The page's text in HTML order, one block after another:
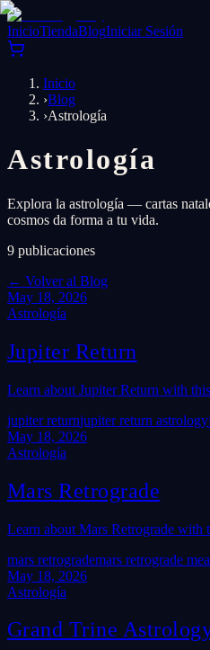
InicioTiendaBlogIniciar Sesión
Inicio
›Blog
›Astrología
Astrología
Explora la astrología — cartas
cosmos da forma a tu vida.
9 publicaciones
← Volver al Blog
May 18, 2026
Astrología
Jupiter Return
Learn about Jupiter Return with
jupiter returnjupiter return astrology
May 18, 2026
Astrología
Mars Retrograde
Learn about Mars Retrograde with
mars retrogrademars retrograde
May 18, 2026
Astrología
Grand Trine